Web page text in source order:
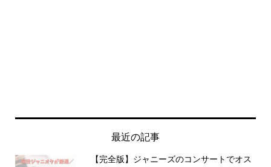
最近の記事
【完全版】ジャニーズのコンサートでオス